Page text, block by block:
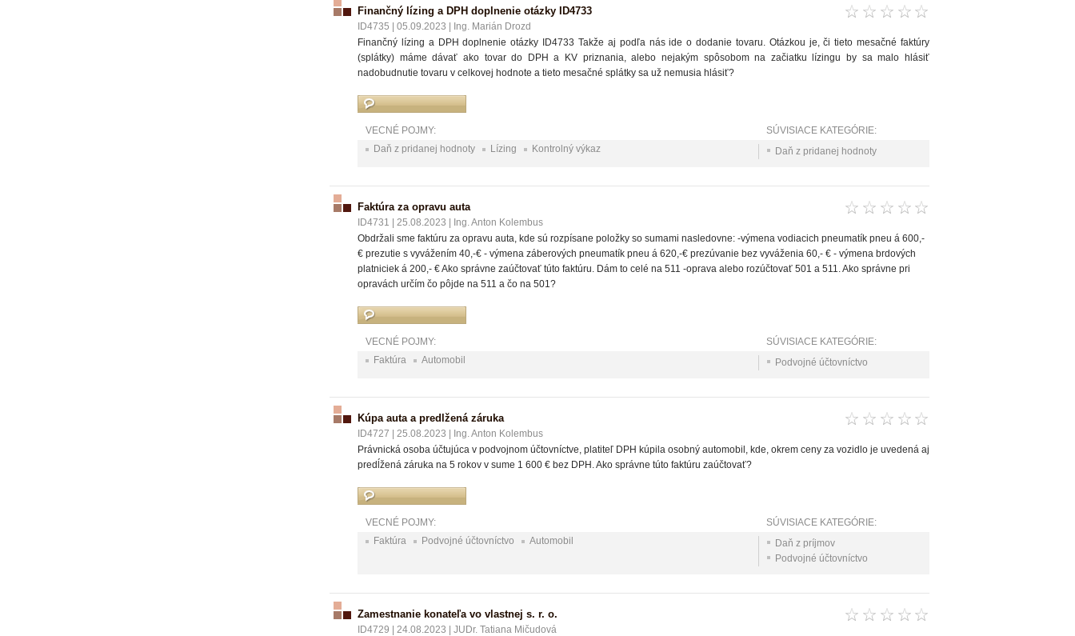
Finančný lízing a DPH doplnenie otázky ID4733
ID4735 05.09.2023
Ing. Marián Drozd
Finančný lízing a DPH doplnenie otázky ID4733 Takže aj podľa nás ide o dodanie tovaru. Otázkou je, či tieto mesačné faktúry
(splátky) máme dávať ako tovar do DPH a KV priznania, alebo nejakým spôsobom na začiatku lízingu by sa malo hlásiť
nadobudnutie tovaru v celkovej hodnote a tieto mesačné splátky sa už nemusia hlásiť?
VECNÉ POJMY:
Daň z pridanej hodnoty
Lízing Kontrolný výkaz
SÚVISIACE KATEGÓRIE:
Daň z pridanej hodnoty
Faktúra za opravu auta
ID4731 25.08.2023
Ing. Anton Kolembus
Obdržali sme faktúru za opravu auta, kde sú rozpísane položky so sumami nasledovne: -výmena vodiacich pneumatík pneu á 600,-
€ prezutie s vyvážením 40,-€ - výmena záberových pneumatík pneu á 620,-€ prezúvanie bez vyváženia 60,- € - výmena brdových
platniciek á 200,- € Ako správne zaúčtovať túto faktúru. Dám to celé na 511 -oprava alebo rozúčtovať 501 a 511. Ako správne pri
opravách určím čo pôjde na 511 a čo na 501?
VECNÉ POJMY:
Faktúra
Automobil
SÚVISIACE KATEGÓRIE:
Podvojné účtovníctvo
Kúpa auta a predlžená záruka
ID4727 25.08.2023
Ing. Anton Kolembus
Právnická osoba účtujúca v podvojnom účtovníctve, platiteľ DPH kúpila osobný automobil, kde, okrem ceny za vozidlo je uvedená aj
predĺžená záruka na 5 rokov v sume 1 600 € bez DPH. Ako správne túto faktúru zaúčtovať?
VECNÉ POJMY:
Faktúra
Podvojné účtovníctvo Automobil
SÚVISIACE KATEGÓRIE:
Daň z príjmov
Podvojné účtovníctvo
Zamestnanie konateľa vo vlastnej s. r. o.
ID4729 24.08.2023
JUDr. Tatiana Mičudová